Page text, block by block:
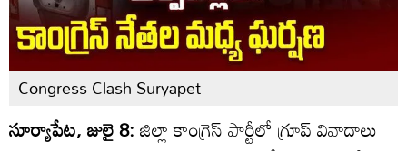
Congress Clash Suryapet
సూర్యాపేట, జులై 8:జిల్లా కాంగ్రెస్ పార్టీలో గ్రూప్ వివాదాలు